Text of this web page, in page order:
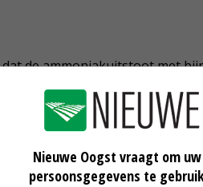
de ammoniakuitstoot met
de dierverblijven met de al
te komen.
ook een substantieel
1 kuub naar circa 0,6 kuub.
Nieuwe Oogst vraagt om
persoonsgegevens te